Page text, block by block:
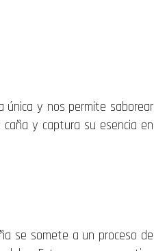
única y nos permite saborear
y captura su esencia en
se somete a un proceso de